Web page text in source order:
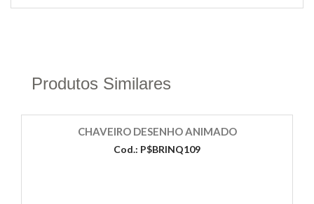
Produtos Similares
CHAVEIRO DESENHO ANIMADO
Cod.: P$BRINQ109